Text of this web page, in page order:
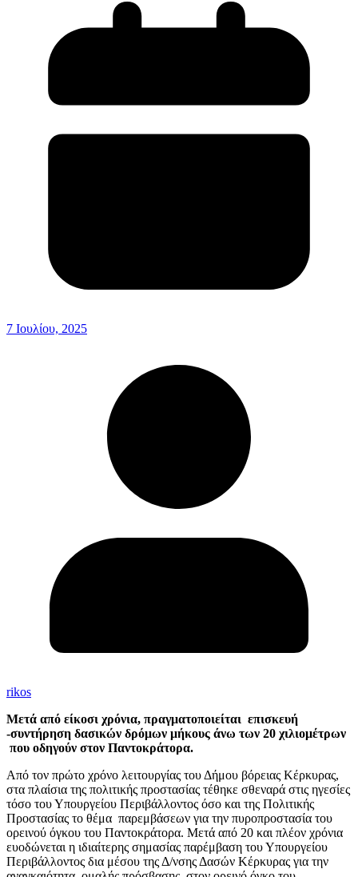
7 Ιουλίου, 2025
rikos
Μετά από είκοσι χρόνια, πραγματοποιείται επισκευή
-συντήρηση δασικών δρόμων μήκους άνω των 20 χιλιομέτρων
που οδηγούν στον Παντοκράτορα.
Από τον πρώτο χρόνο λειτουργίας του Δήμου βόρειας Κέρκυρας,
στα πλαίσια της πολιτικής προστασίας τέθηκε σθεναρά στις ηγεσίες
τόσο του Υπουργείου Περιβάλλοντος όσο και της Πολιτικής
Προστασίας το θέμα παρεμβάσεων για την πυροπροστασία του
ορεινού όγκου του Παντοκράτορα. Μετά από 20 και πλέον χρόνια
ευοδώνεται η ιδιαίτερης σημασίας παρέμβαση του Υπουργείου
Περιβάλλοντος δια μέσου της Δ/νσης Δασών Κέρκυρας για την